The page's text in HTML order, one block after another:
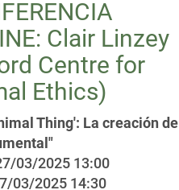
Clair Linzey
Centre for
Ethics)
Thing': La creación de
03/2025 13:00
03/2025 14:30